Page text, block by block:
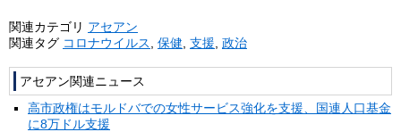
関連カテゴリ アセアン
関連タグ コロナウイルス 保健 支援 政治
アセアン関連ニュース
高市政権はモルドバでの女性サービス強化を支援、国連人口基金
に8万ドル支援